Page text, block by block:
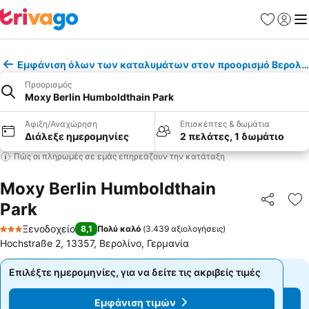
Εμφάνιση όλων των καταλυμάτων στον προορισμό
Προορισμός
Moxy Berlin Humboldthain Park
Άφιξη/Αναχώρηση
Διάλεξε ημερομηνίες
Επισκέπτες & δωμάτια
2 πελάτες, 1 δωμάτιο
Πώς οι πληρωμές σε εμάς επηρεάζουν την κατάταξη
Moxy Berlin Humboldthain
Park
3 Αστέρια
Ξενοδοχείο 8,1 Πολύ καλό (3.439 αξιολογήσεις)
Hochstraße 2, 13357, Βερολίνο, Γερμανία
Επιλέξτε ημερομηνίες, για να δείτε τις ακριβείς τιμές
Εμφάνιση τιμών
Επιλέξτε ημερομηνίες, για να δείτε τις ακριβείς τιμές
Εμφάνιση τιμών